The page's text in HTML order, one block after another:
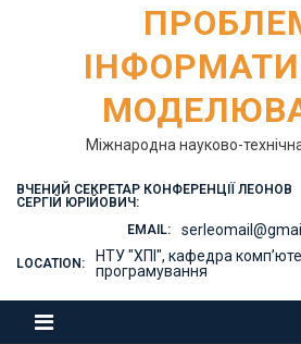
Міжнародна науково-
ВЧЕНИЙ СЕКРЕТАР КОНФЕРЕНЦІЇ ЛЕОНОВ
СЕРГІЙ ЮРІЙОВИЧ:
EMAIL:
LOCATION:
НТУ "ХПІ", кафедра
програмування